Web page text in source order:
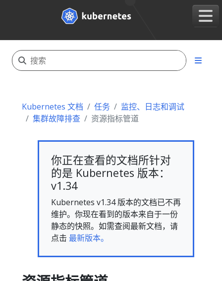
Kubernetes 文档 任务
监控、日志和调试
集群故障排查
资源指标管道
你正在查看的文档所针对
的是 Kubernetes 版本：
v1.34
Kubernetes v1.34 版本的文档已不再
维护。你现在看到的版本来自于一份
静态的快照。如需查阅最新文档，请
点击 最新版本。